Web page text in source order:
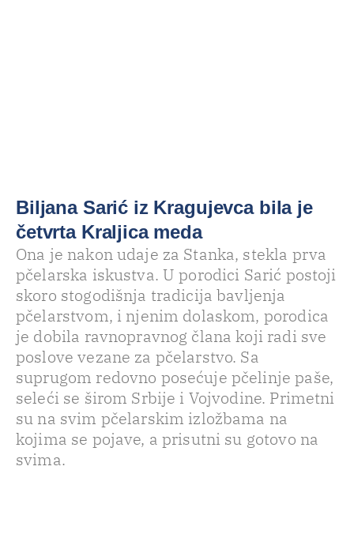
Biljana Sarić iz Kragujevca bila je
četvrta Kraljica meda
Ona je nakon udaje za Stanka, stekla prva
pčelarska iskustva. U porodici Sarić postoji
skoro stogodišnja tradicija bavljenja
pčelarstvom, i njenim dolaskom, porodica
je dobila ravnopravnog člana koji radi sve
poslove vezane za pčelarstvo. Sa
suprugom redovno posećuje pčelinje paše,
seleći se širom Srbije i Vojvodine. Primetni
su na svim pčelarskim izložbama na
kojima se pojave, a prisutni su gotovo na
svima.